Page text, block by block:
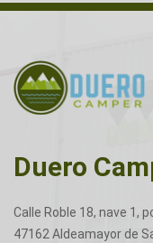
Duero
Calle Roble 18, nave 1,
47162 Aldeamayor de